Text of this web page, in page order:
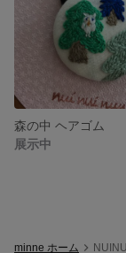
森の中 ヘアゴム
展示中
minne ホーム